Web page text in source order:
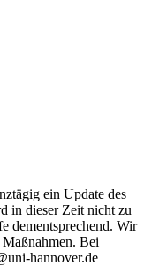
ein Update des
in dieser Zeit nicht zu
dementsprechend. Wir
Bei
hannover.de